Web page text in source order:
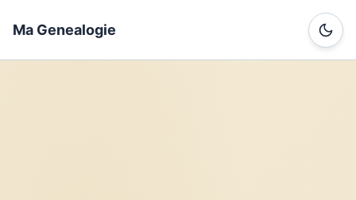
Ma Genealogie